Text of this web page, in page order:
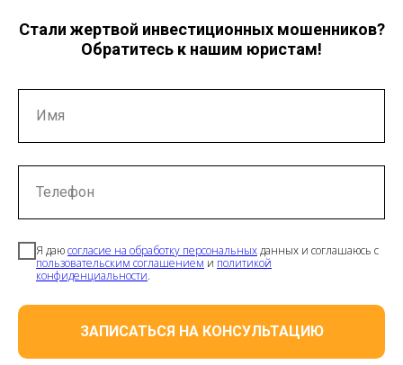
Стали жертвой инвестиционных мошенников?
Обратитесь к нашим юристам!
Имя
Телефон
Я даюсогласие на обработку персональныхданных и соглашаюсь с
пользовательским соглашением и политикой
конфиденциальности.
ЗАПИСАТЬСЯ НА КОНСУЛЬТАЦИЮ